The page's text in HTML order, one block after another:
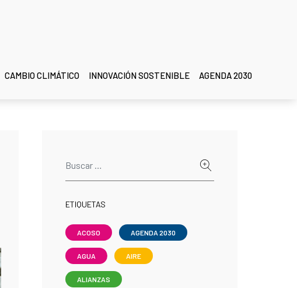
CAMBIO CLIMÁTICO INNOVACIÓN SOSTENIBLE AGENDA 2030
ETIQUETAS
ACOSO AGENDA 2030
AGUA AIRE
ALIANZAS